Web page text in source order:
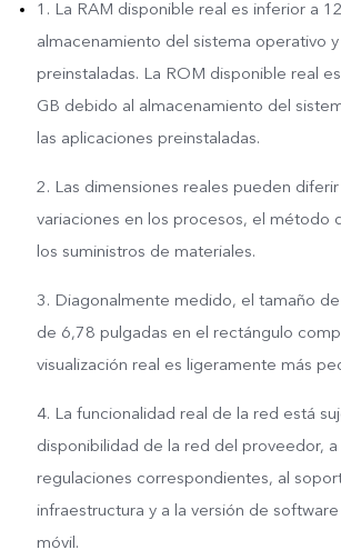
1. La RAM disponible real es inferior a
almacenamiento del sistema operativo
preinstaladas. La ROM disponible real
GB debido al almacenamiento del
las aplicaciones preinstaladas.
2. Las dimensiones reales pueden
variaciones en los procesos, el método
los suministros de materiales.
3. Diagonalmente medido, el tamaño
de 6,78 pulgadas en el rectángulo
visualización real es ligeramente más
4. La funcionalidad real de la red está
disponibilidad de la red del proveedor, a
regulaciones correspondientes, al
infraestructura y a la versión de
móvil.